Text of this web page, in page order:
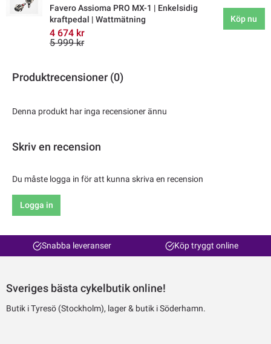
Favero Assioma PRO MX-1 | Enkelsidig
kraftpedal | Wattmätning
4 674 kr
5 999 kr
Köp nu
Produktrecensioner (0)
Denna produkt har inga recensioner ännu
Skriv en recension
Du måste logga in för att kunna skriva en recension
Logga in
Snabba leveranser Köp tryggt online
Sveriges bästa cykelbutik online!
Butik i Tyresö (Stockholm), lager & butik i Söderhamn.